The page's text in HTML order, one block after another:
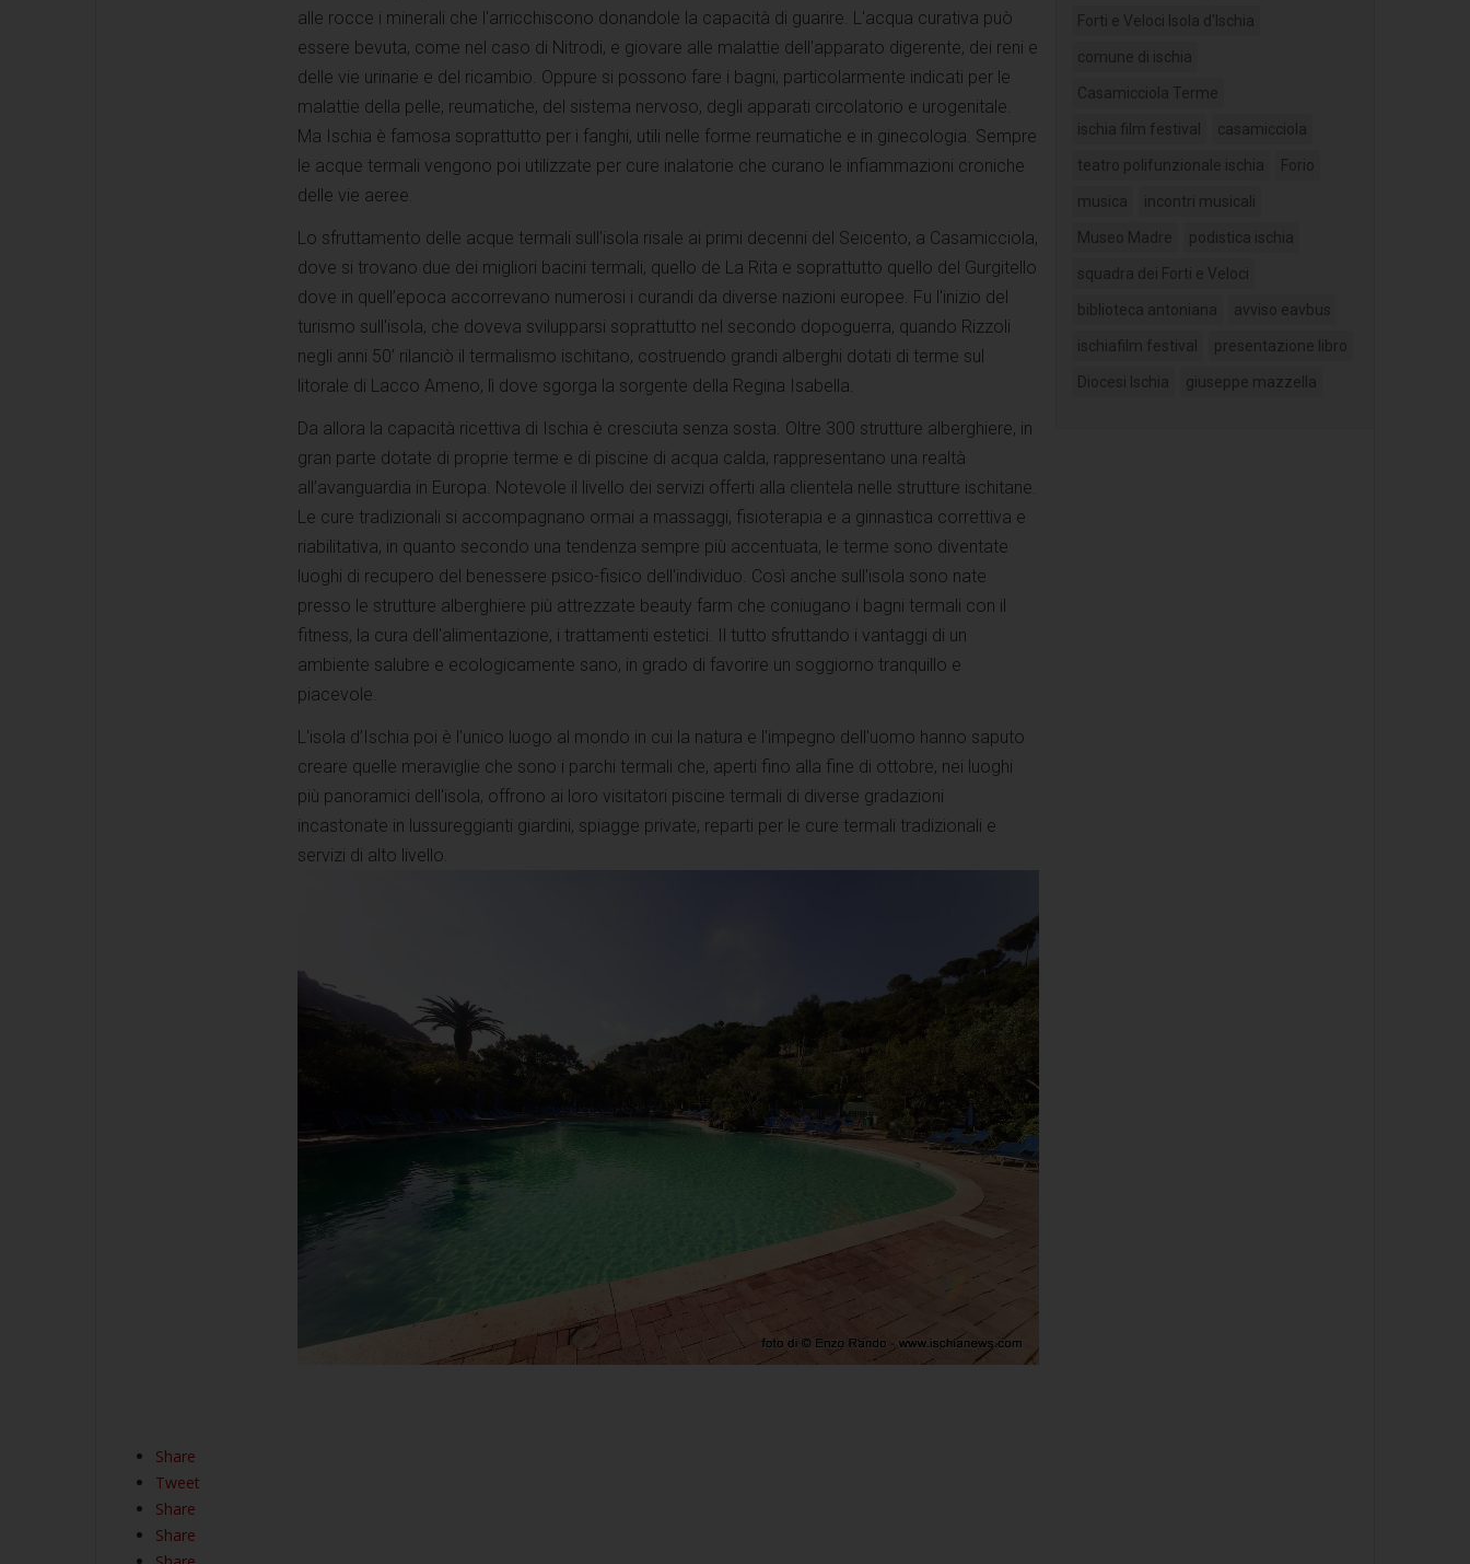
alle rocce i minerali che l'arricchiscono donandole la capacità di guarire. L'acqua curativa può
essere bevuta, come nel caso di Nitrodi, e giovare alle malattie dell'apparato digerente, dei reni e
delle vie urinarie e del ricambio. Oppure si possono fare i bagni, particolarmente indicati per le
malattie della pelle, reumatiche, del sistema nervoso, degli apparati circolatorio e urogenitale.
Ma Ischia è famosa soprattutto per i fanghi, utili nelle forme reumatiche e in ginecologia. Sempre
le acque termali vengono poi utilizzate per cure inalatorie che curano le infiammazioni croniche
delle vie aeree.
Lo sfruttamento delle acque termali sull'isola risale ai primi decenni del Seicento, a Casamicciola,
dove si trovano due dei migliori bacini termali, quello de La Rita e soprattutto quello del Gurgitello
dove in quell’epoca accorrevano numerosi i curandi da diverse nazioni europee. Fu l'inizio del
turismo sull'isola, che doveva svilupparsi soprattutto nel secondo dopoguerra, quando Rizzoli
negli anni 50’ rilanciò il termalismo ischitano, costruendo grandi alberghi dotati di terme sul
litorale di Lacco Ameno, lì dove sgorga la sorgente della Regina Isabella.
Da allora la capacità ricettiva di Ischia è cresciuta senza sosta. Oltre 300 strutture alberghiere, in
gran parte dotate di proprie terme e di piscine di acqua calda, rappresentano una realtà
all’avanguardia in Europa. Notevole il livello dei servizi offerti alla clientela nelle strutture ischitane.
Le cure tradizionali si accompagnano ormai a massaggi, fisioterapia e a ginnastica correttiva e
riabilitativa, in quanto secondo una tendenza sempre più accentuata, le terme sono diventate
luoghi di recupero del benessere psico-fisico dell'individuo. Così anche sull'isola sono nate
presso le strutture alberghiere più attrezzate beauty farm che coniugano i bagni termali con il
fitness, la cura dell'alimentazione, i trattamenti estetici. Il tutto sfruttando i vantaggi di un
ambiente salubre e ecologicamente sano, in grado di favorire un soggiorno tranquillo e
piacevole.
L'isola d’Ischia poi è l'unico luogo al mondo in cui la natura e l'impegno dell'uomo hanno saputo
creare quelle meraviglie che sono i parchi termali che, aperti fino alla fine di ottobre, nei luoghi
più panoramici dell'isola, offrono ai loro visitatori piscine termali di diverse gradazioni
incastonate in lussureggianti giardini, spiagge private, reparti per le cure termali tradizionali e
servizi di alto livello.
Share
Tweet
Share
Share
Forti e Veloci Isola d'Ischia
comune di ischia
Casamicciola Terme
ischia film festival casamicciola
teatro polifunzionale ischia Forio
musica incontri musicali
Museo Madre podistica ischia
squadra dei Forti e Veloci
biblioteca antoniana avviso eavbus
ischiafilm festival presentazione libro
Diocesi Ischia giuseppe mazzella